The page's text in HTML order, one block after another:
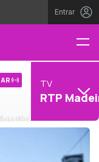
Entrar
TV
RTP